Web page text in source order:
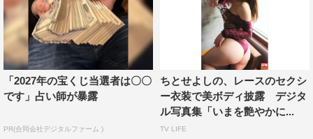
「2027年の宝くじ当選者は〇〇
です」占い師が暴露
PR(合同会社デジタルファーム )
ちとせよしの、レースのセクシ
ー衣装で美ボディ披露 デジタ
ル写真集「いまを艶やかに...
TV LIFE